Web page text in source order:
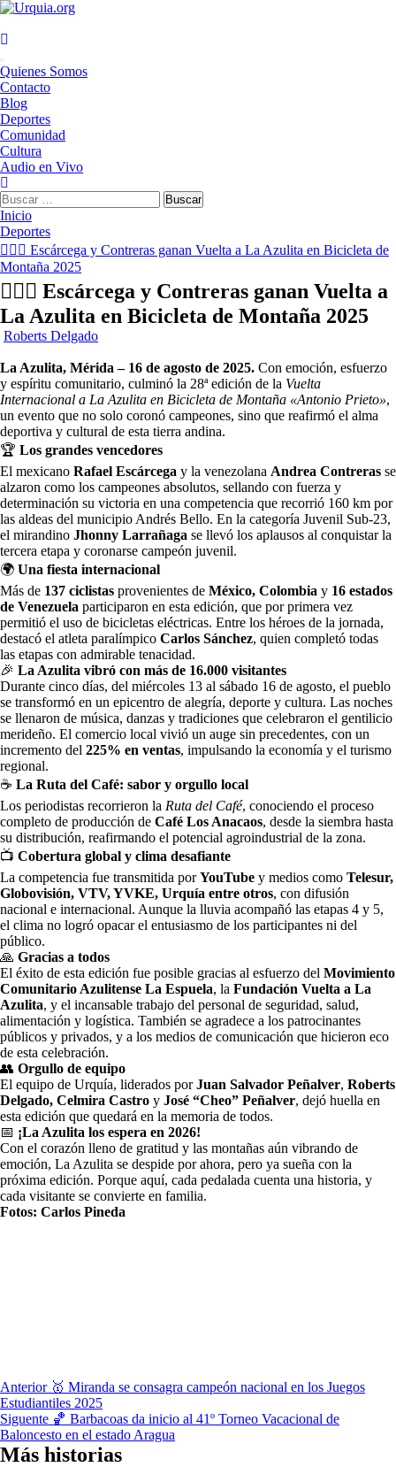
Saltar
contenido
Menú
principal
Quienes Somos
Contacto
Blog
Deportes
Comunidad
Cultura
Audio en Vivo
Buscar:
Inicio
Deportes
🚴‍♂️✨ Escárcega y Contreras ganan Vuelta a La Azulita en Bicicleta de
Montaña 2025
🚴‍♂️✨ Escárcega y Contreras ganan Vuelta a
La Azulita en Bicicleta de Montaña 2025
Roberts Delgado
La Azulita, Mérida – 16 de agosto de 2025. Con emoción, esfuerzo
y espíritu comunitario, culminó la 28ª edición de la Vuelta
Internacional a La Azulita en Bicicleta de Montaña «Antonio Prieto»,
un evento que no solo coronó campeones, sino que reafirmó el alma
deportiva y cultural de esta tierra andina.
🏆 Los grandes vencedores
El mexicano Rafael Escárcega y la venezolana Andrea Contreras se
alzaron como los campeones absolutos, sellando con fuerza y
determinación su victoria en una competencia que recorrió 160 km por
las aldeas del municipio Andrés Bello. En la categoría Juvenil Sub-23,
el mirandino Jhonny Larrañaga se llevó los aplausos al conquistar la
tercera etapa y coronarse campeón juvenil.
🌍 Una fiesta internacional
Más de 137 ciclistas provenientes de México, Colombia y 16 estados
de Venezuela participaron en esta edición, que por primera vez
permitió el uso de bicicletas eléctricas. Entre los héroes de la jornada,
destacó el atleta paralímpico Carlos Sánchez, quien completó todas
las etapas con admirable tenacidad.
🎉 La Azulita vibró con más de 16.000 visitantes
Durante cinco días, del miércoles 13 al sábado 16 de agosto, el pueblo
se transformó en un epicentro de alegría, deporte y cultura. Las noches
se llenaron de música, danzas y tradiciones que celebraron el gentilicio
merideño. El comercio local vivió un auge sin precedentes, con un
incremento del 225% en ventas, impulsando la economía y el turismo
regional.
☕ La Ruta del Café: sabor y orgullo local
Los periodistas recorrieron la Ruta del Café, conociendo el proceso
completo de producción de Café Los Anacaos, desde la siembra hasta
su distribución, reafirmando el potencial agroindustrial de la zona.
📺 Cobertura global y clima desafiante
La competencia fue transmitida porYouTube y medios como Telesur,
Globovisión, VTV, YVKE, Urquía entre otros, con difusión
nacional e internacional. Aunque la lluvia acompañó las etapas 4 y 5,
el clima no logró opacar el entusiasmo de los participantes ni del
público.
🙏 Gracias a todos
El éxito de esta edición fue posible gracias al esfuerzo del Movimiento
Comunitario Azulitense La Espuela, la Fundación Vuelta a La
Azulita, y el incansable trabajo del personal de seguridad, salud,
alimentación y logística. También se agradece a los patrocinantes
públicos y privados, y a los medios de comunicación que hicieron eco
de esta celebración.
👥 Orgullo de equipo
El equipo de Urquía, liderados porJuan Salvador Peñalver, Roberts
Delgado, Celmira Castro y José “Cheo” Peñalver, dejó huella en
esta edición que quedará en la memoria de todos.
📅 ¡La Azulita los espera en 2026!
Con el corazón lleno de gratitud y las montañas aún vibrando de
emoción, La Azulita se despide por ahora, pero ya sueña con la
próxima edición. Porque aquí, cada pedalada cuenta una historia, y
cada visitante se convierte en familia.
Fotos: Carlos Pineda
Navegación
de
entradas
Anterior🥇 Miranda se consagra campeón nacional en los Juegos
Estudiantiles 2025
Siguente 🏀 Barbacoas da inicio al 41º Torneo Vacacional de
Baloncesto en el estado Aragua
Más historias